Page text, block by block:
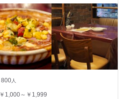
800 人
￥1,000～￥1,999